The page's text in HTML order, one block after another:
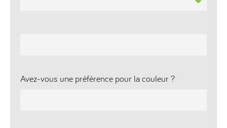
Avez-vous une préférence pour la couleur ?